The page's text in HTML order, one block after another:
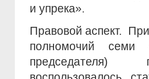
и упрека».
Правовой аспект.
полномочий
председателя)